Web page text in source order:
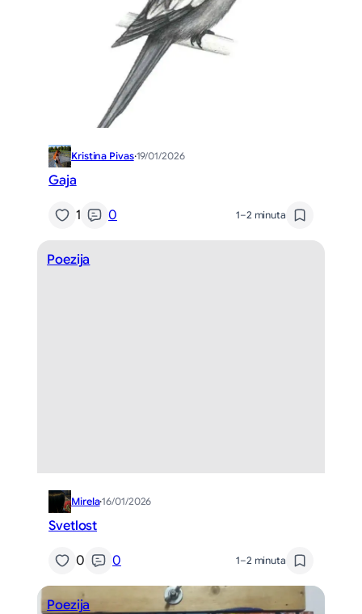
Kristina Pivas·19/01/2026
Gaja
1 0 1–2 minuta
Poezija
Mirela·16/01/2026
Svetlost
0 0 1–2 minuta
Poezija